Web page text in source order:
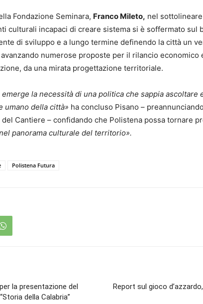
Fondazione Seminara, Franco Mileto, nel
culturali incapaci di creare sistema si è soffermato sul
di sviluppo e a lungo termine definendo la città un
numerose proposte per il rilancio economico
da una mirata progettazione territoriale.
la necessità di una politica che sappia ascoltare
umano della città» ha concluso Pisano –
Cantiere – confidando che Polistena possa tornare
panorama culturale del territorio».
Polistena Futura
la presentazione del
della Calabria”
Report sul gioco